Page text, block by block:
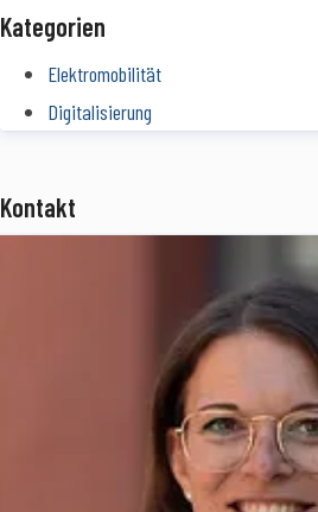
Kategorien
Elektromobilität
Digitalisierung
Kontakt